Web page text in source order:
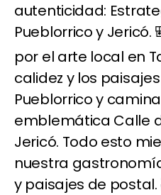
autenticidad:
Pueblorrico y
por el arte local en
calidez y los
Pueblorrico y
emblemática Calle
Jericó. Todo esto
nuestra
y paisajes de postal.